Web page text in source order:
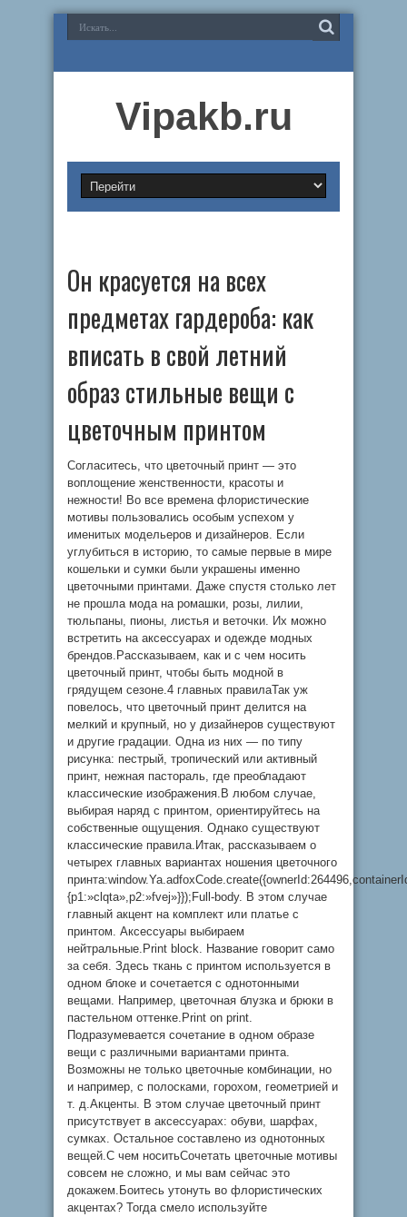
Vipakb.ru
Он красуется на всех
предметах гардероба: как
вписать в свой летний
образ стильные вещи с
цветочным принтом
Согласитесь, что цветочный принт — это
воплощение женственности, красоты и
нежности! Во все времена флористические
мотивы пользовались особым успехом у
именитых модельеров и дизайнеров. Если
углубиться в историю, то самые первые в мире
кошельки и сумки были украшены именно
цветочными принтами. Даже спустя столько лет
не прошла мода на ромашки, розы, лилии,
тюльпаны, пионы, листья и веточки. Их можно
встретить на аксессуарах и одежде модных
брендов.Рассказываем, как и с чем носить
цветочный принт, чтобы быть модной в
грядущем сезоне.4 главных правилаТак уж
повелось, что цветочный принт делится на
мелкий и крупный, но у дизайнеров существуют
и другие градации. Одна из них — по типу
рисунка: пестрый, тропический или активный
принт, нежная пастораль, где преобладают
классические изображения.В любом случае,
выбирая наряд с принтом, ориентируйтесь на
собственные ощущения. Однако существуют
классические правила.Итак, рассказываем о
четырех главных вариантах ношения цветочного
{p1:»clqta»,p2:»fvej»}});Full-body. В этом случае
главный акцент на комплект или платье с
принтом. Аксессуары выбираем
нейтральные.Print block. Название говорит само
за себя. Здесь ткань с принтом используется в
одном блоке и сочетается с однотонными
вещами. Например, цветочная блузка и брюки в
пастельном оттенке.Print on print.
Подразумевается сочетание в одном образе
вещи с различными вариантами принта.
Возможны не только цветочные комбинации, но
и например, с полосками, горохом, геометрией и
т. д.Акценты. В этом случае цветочный принт
присутствует в аксессуарах: обуви, шарфах,
сумках. Остальное составлено из однотонных
вещей.С чем носитьСочетать цветочные мотивы
совсем не сложно, и мы вам сейчас это
докажем.Боитесь утонуть во флористических
акцентах? Тогда смело используйте